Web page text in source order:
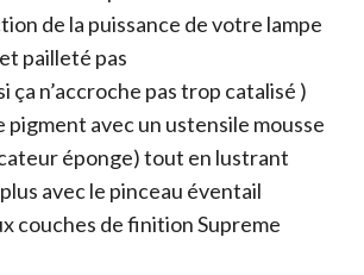
de la puissance de votre lampe
pailleté pas
ça n’accroche pas trop catalisé )
avec un ustensile mousse
éponge) tout en lustrant
avec le pinceau éventail
couches de finition Supreme